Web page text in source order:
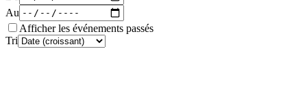
Au
Afficher les événements passés
Tri